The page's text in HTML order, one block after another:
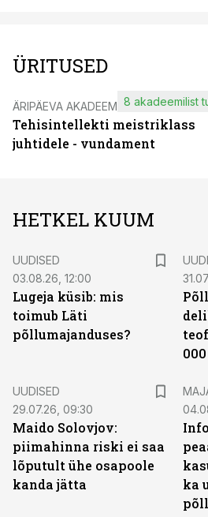
ÜRITUSED
ÄRIPÄEVA AKADEEMIA
Tehisintellekti meistriklass
juhtidele - vundament
8 akadeemilist
HETKEL KUUM
UUDISED
03.08.26, 12:00
Lugeja küsib: mis
toimub Läti
põllumajanduses?
UUDISED
29.07.26, 09:30
Maido Solovjov:
piimahinna riski ei saa
lõputult ühe osapoole
kanda jätta
ka